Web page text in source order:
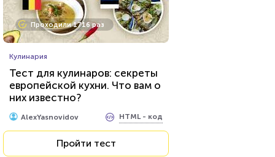
Проходили 11746 раз
Психология
Тест: Какое хобби вам
подойдет?
Пройти тест
Проходили 1716 раз
Кулинария
Тест для кулинаров: секреты
европейской кухни. Что вам о
них известно?
AlexYasnovidov HTML - код
Пройти тест